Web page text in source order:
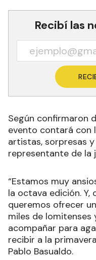
Recibí las
Según confirmaron
evento contará con
artistas, sorpresas
representante de la
“Estamos muy
la octava edición.
queremos ofrecer
miles de lomitenses
acompañar para
recibir a la
Pablo Basualdo.